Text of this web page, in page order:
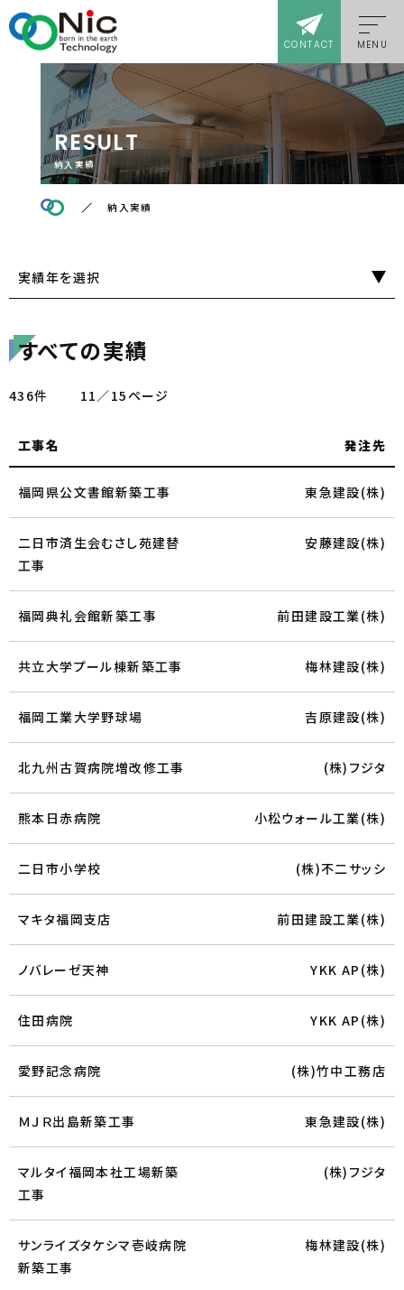
CONTACT MENU
RESULT
納入実績
納入実績
実績年を選択
すべての実績
436件 11／15ページ
工事名 発注先
福岡県公文書館新築工事 東急建設(株)
二日市済生会むさし苑建替
工事
安藤建設(株)
福岡典礼会館新築工事 前田建設工業(株)
共立大学プール棟新築工事 梅林建設(株)
福岡工業大学野球場 吉原建設(株)
北九州古賀病院増改修工事 (株)フジタ
熊本日赤病院 小松ウォール工業(株)
二日市小学校 (株)不二サッシ
マキタ福岡支店 前田建設工業(株)
ノバレーゼ天神 YKK AP(株)
住田病院 YKK AP(株)
愛野記念病院 (株)竹中工務店
ＭＪＲ出島新築工事 東急建設(株)
マルタイ福岡本社工場新築
工事
(株)フジタ
サンライズタケシマ壱岐病院
新築工事
梅林建設(株)